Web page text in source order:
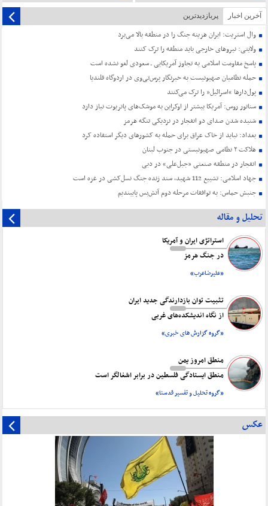
آخرین اخبار پربازدیدترین
وال استریت: ایران هزینه جنگ را در منطقه بالا می‌برد
ولایتی: نیروهای خارجی باید منطقه را ترک کنند
پاسخ مقاومت اسلامی به تجاوز آمریکایی ـ سعودی لغو نشده است
حمله نظامیان صهیونیست به خبرنگار پرس‌تی‌وی در اردوگاه قلندیا
پول‌دارها “اسرائیل” را ترک می‌کنند
سناتور روس: آمریکا بیشتر از اوکراین به موشک‌های پاتریوت نیاز دارد
شنیده شدن صدای دو انفجار در نزدیکی تنگه هرمز
بغداد: نباید از خاک عراق برای حمله به کشورهای دیگر استفاده کرد
هلاکت ۲ نظامی صهیونیستی در جنوب لبنان
انفجار در منطقه صنعتی «جبل‌علی» در دبی
جهاد اسلامی: تشییع 112 شهید، سند زنده جنگ نسل‌کشی در غزه است
جنبش حماس: به توافقات مرحله دوم آتش‌بس پایبندیم
تحلیل و مقاله
استراتژی ایران و آمریکا
در جنگ هرمز
«علیرضاعرب»
تثبیت توان بازدارندگی جدید ایران
از نگاه اندیشکده‌های غربی
«گروه گزارش های خبری»
منطق امروز یمن
منطق ایستادگی فلسطین در برابر اشغالگر است
«گروه تحلیل و تفسیر قدسنا»
عکس